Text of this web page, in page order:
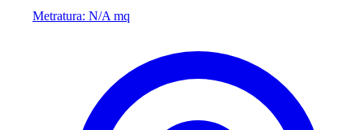
Metratura: N/A mq